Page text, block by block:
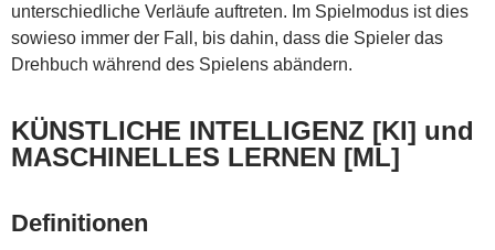
unterschiedliche Verläufe auftreten. Im Spielmodus ist dies
sowieso immer der Fall, bis dahin, dass die Spieler das
Drehbuch während des Spielens abändern.
KÜNSTLICHE INTELLIGENZ [KI] und
MASCHINELLES LERNEN [ML]
Definitionen